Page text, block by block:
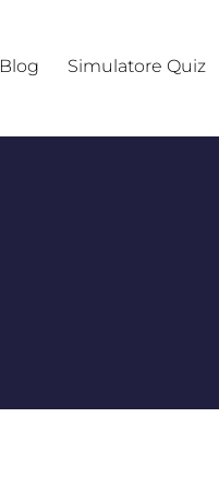
Blog Simulatore Quiz